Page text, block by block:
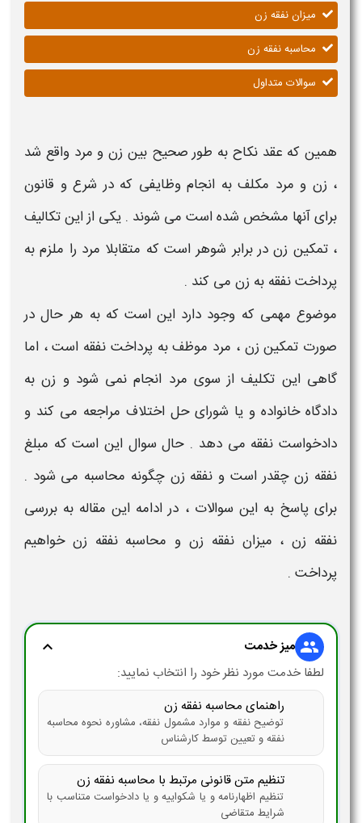
میزان نفقه زن
محاسبه نفقه زن
سوالات متداول
همین که عقد نکاح به طور صحیح بین زن و مرد واقع شد
، زن و مرد مکلف به انجام وظایفی که در شرع و قانون
برای آنها مشخص شده است می شوند . یکی از این تکالیف
، تمکین زن در برابر شوهر است که متقابلا مرد را ملزم به
پرداخت نفقه به زن می کند .
موضوع مهمی که وجود دارد این است که به هر حال در
صورت تمکین زن ، مرد موظف به پرداخت نفقه است ، اما
گاهی این تکلیف از سوی مرد انجام نمی شود و زن به
دادگاه خانواده و یا شورای حل اختلاف مراجعه می کند و
دادخواستنفقه می دهد . حال سوال این است که مبلغ
نفقه زن چقدر است و نفقه زن چگونه محاسبه می شود .
برای پاسخ به این سوالات ، در ادامه این مقاله به بررسی
نفقه زن، میزان نفقه زنو محاسبه نفقه زن خواهیم
پرداخت .
group میز خدمت expand_more
لطفا خدمت مورد نظر خود را انتخاب نمایید:
راهنمای محاسبه نفقه زن
توضیح نفقه و موارد مشمول نفقه، مشاوره نحوه محاسبه
نفقه و تعیین توسط کارشناس
تنظیم متن قانونی مرتبط با محاسبه نفقه زن
تنظیم اظهارنامه و یا شکواییه و یا دادخواست متناسب با
شرایط متقاضی